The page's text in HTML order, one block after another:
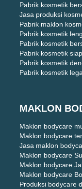
Pabrik kosmetik
Jasa produksi
Pabrik maklon
Pabrik kosmetik
Pabrik kosmetik
Pabrik kosmetik
Pabrik kosmetik
Pabrik kosmetik
MAKLON
Maklon bodycare
Maklon bodycare
Jasa maklon
Maklon bodycare
Maklon bodycare
Maklon bodycare
Produksi bodycare